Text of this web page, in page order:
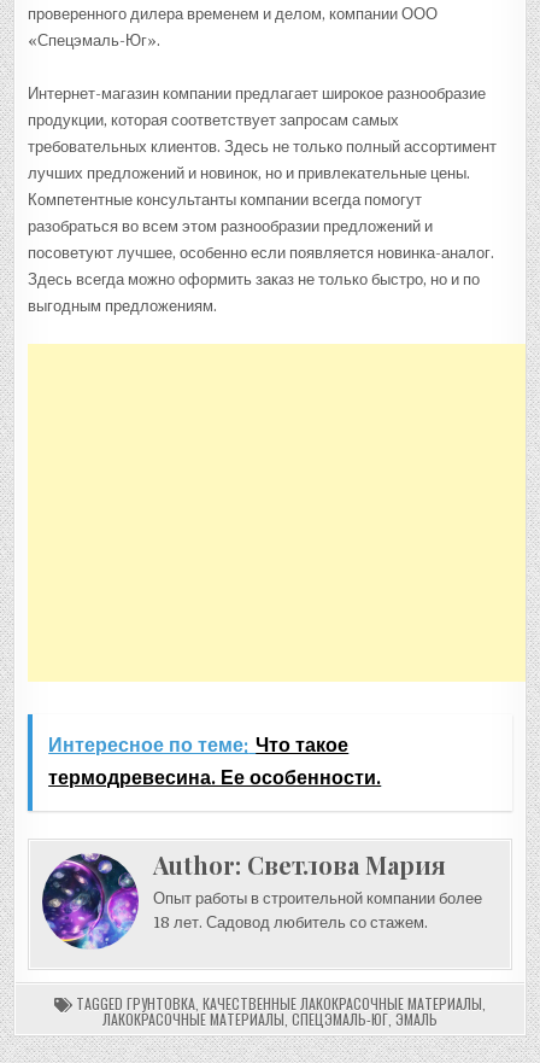
проверенного дилера временем и делом, компании ООО
«Спецэмаль-Юг».
Интернет-магазин компании предлагает широкое разнообразие
продукции, которая соответствует запросам самых
требовательных клиентов. Здесь не только полный ассортимент
лучших предложений и новинок, но и привлекательные цены.
Компетентные консультанты компании всегда помогут
разобраться во всем этом разнообразии предложений и
посоветуют лучшее, особенно если появляется новинка-аналог.
Здесь всегда можно оформить заказ не только быстро, но и по
выгодным предложениям.
Интересное по теме: Что такое
термодревесина. Ее особенности.
Author: Светлова Мария
Опыт работы в строительной компании более
18 лет. Садовод любитель со стажем.
TAGGED ГРУНТОВКА КАЧЕСТВЕННЫЕ ЛАКОКРАСОЧНЫЕ МАТЕРИАЛЫ
ЛАКОКРАСОЧНЫЕ МАТЕРИАЛЫ СПЕЦЭМАЛЬ-ЮГ ЭМАЛЬ